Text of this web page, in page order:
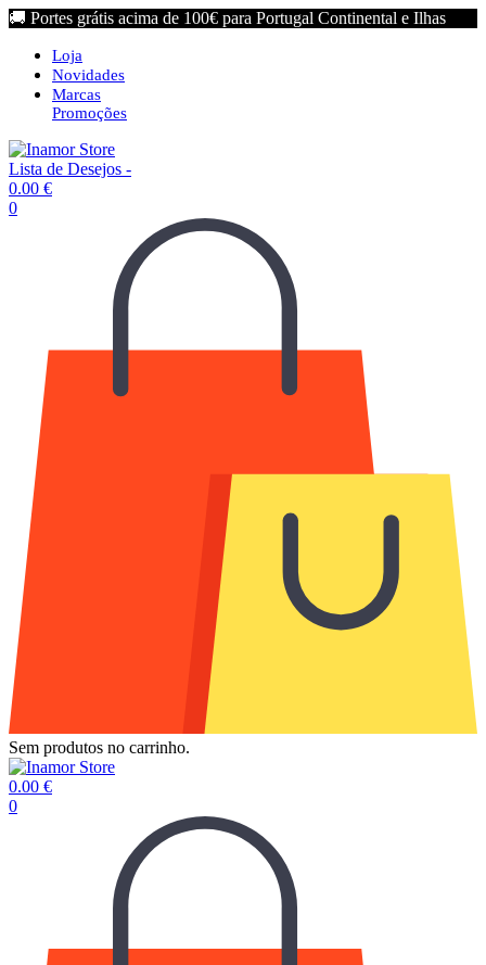
🚚 Portes grátis acima de 100€ para Portugal Continental e Ilhas
Loja
Novidades
Marcas
Promoções
Lista de Desejos -
0.00 €
0
Sem produtos no carrinho.
0.00 €
0